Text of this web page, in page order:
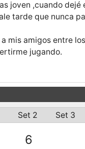
joven ,cuando dejé
tarde que nunca
a mis amigos entre
Set 2 Set 3
6